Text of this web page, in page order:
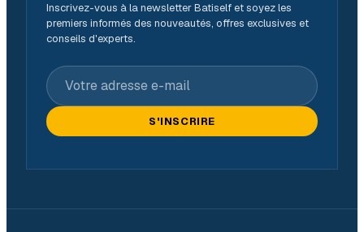
Inscrivez-vous à la newsletter Batiself et soyez les
premiers informés des nouveautés, offres exclusives et
conseils d'experts.
Votre adresse e-mail
S'INSCRIRE